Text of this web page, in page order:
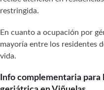
restringida.
En cuanto a ocupación por
mayoría entre los residentes
vida.
Info complementaria